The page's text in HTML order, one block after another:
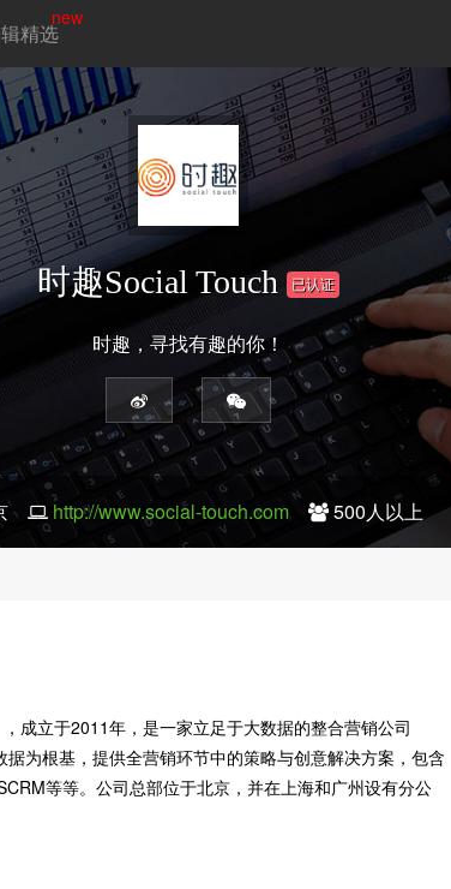
精选
new
时趣Social Touch 已认证
时趣，寻找有趣的你！
http://www.social-touch.com 500人以上
成立于2011年，是一家立足于大数据的整合营销公司
为根基，提供全营销环节中的策略与创意解决方案，包含
等等。公司总部位于北京，并在上海和广州设有分公